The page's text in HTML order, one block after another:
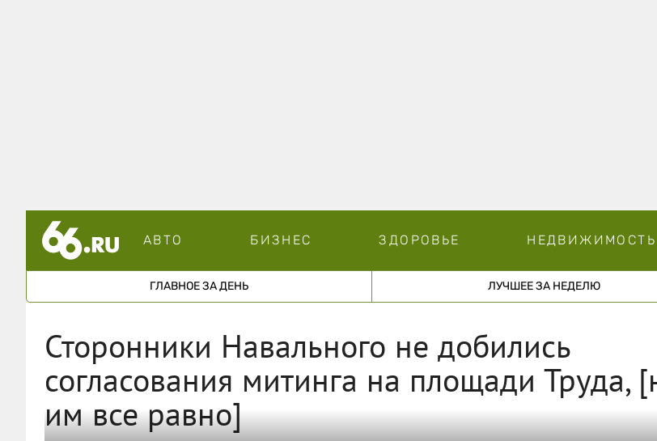
АВТО БИЗНЕС ЗДОРОВЬЕ НЕДВИЖИМОСТЬ
ГЛАВНОЕ ЗА ДЕНЬ ЛУЧШЕЕ ЗА НЕДЕЛЮ
Сторонники Навального не добились
согласования митинга на площади Труда,
им все равно]